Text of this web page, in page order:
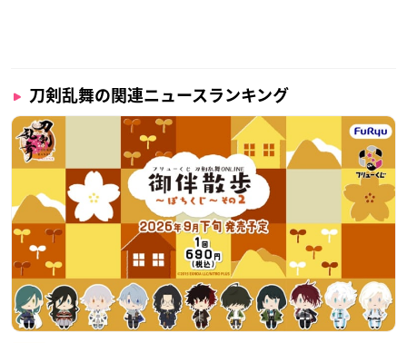
刀剣乱舞の関連ニュースランキング